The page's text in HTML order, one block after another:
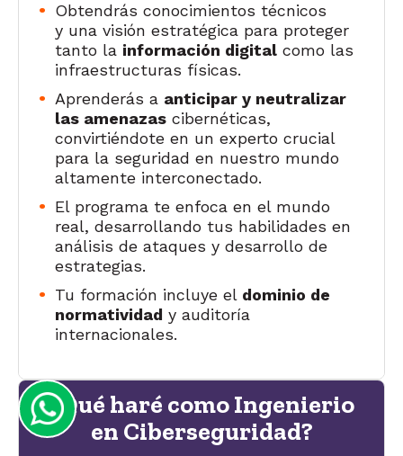
Obtendrás conocimientos técnicos
y una visión estratégica para proteger
tanto la información digital como las
infraestructuras físicas.
Aprenderás a anticipar y neutralizar
las amenazas cibernéticas,
convirtiéndote en un experto crucial
para la seguridad en nuestro mundo
altamente interconectado.
El programa te enfoca en el mundo
real, desarrollando tus habilidades en
análisis de ataques y desarrollo de
estrategias.
Tu formación incluye el dominio de
normatividad y auditoría
internacionales.
¿Qué haré como Ingenierio
en Ciberseguridad?